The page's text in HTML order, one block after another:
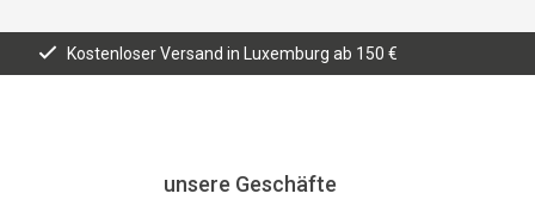
Kostenloser Versand in Luxemburg ab 150 €
unsere Geschäfte